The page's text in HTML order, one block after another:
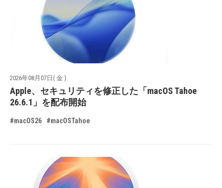
2026年08月07日( 金 )
Apple、セキュリティを修正した「macOS Tahoe
26.6.1」を配布開始
#macOS26 #macOSTahoe